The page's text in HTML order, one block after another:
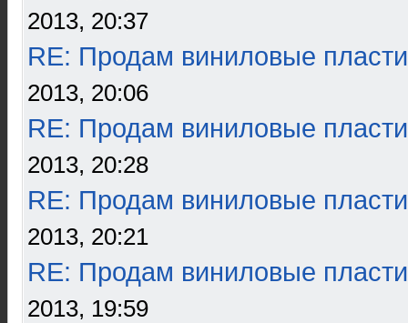
2013, 20:37
RE: Продам виниловые
2013, 20:06
RE: Продам виниловые
2013, 20:28
RE: Продам виниловые
2013, 20:21
RE: Продам виниловые
2013, 19:59